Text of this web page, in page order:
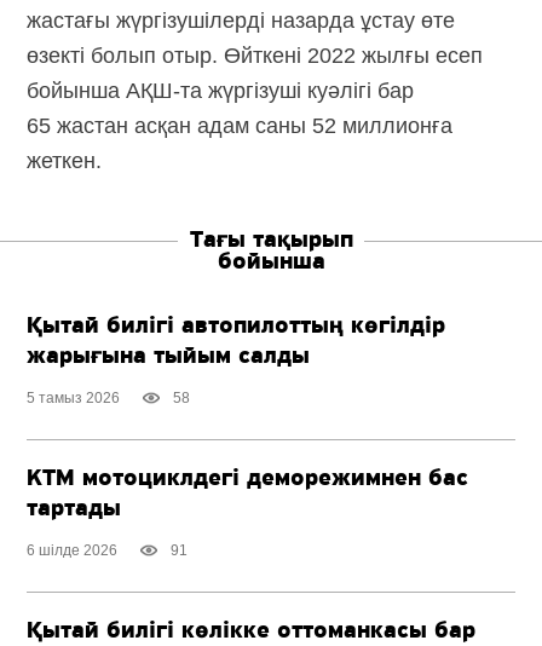
жастағы жүргізушілерді назарда ұстау өте
өзекті болып отыр. Өйткені 2022 жылғы есеп
бойыншаАҚШ-та жүргізуші куәлігі бар
65 жастан асқан адам саны 52 миллионға
жеткен.
Тағы тақырып
бойынша
Қытай билігі автопилоттың көгілдір
жарығына тыйым салды
5 тамыз 2026 58
KTM мотоциклдегі деморежимнен бас
тартады
6 шілде 2026 91
Қытай билігі көлікке оттоманкасы бар